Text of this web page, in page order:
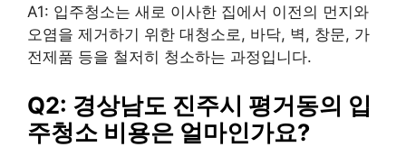
A1: 입주청소는 새로 이사한 집에서 이전의 먼지와
오염을 제거하기 위한 대청소로, 바닥, 벽, 창문, 가
전제품 등을 철저히 청소하는 과정입니다.
Q2: 경상남도 진주시 평거동의 입
주청소 비용은 얼마인가요?